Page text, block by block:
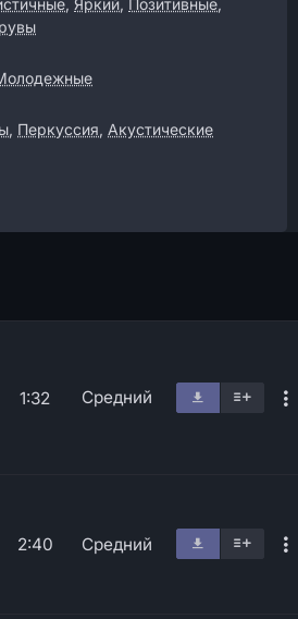
, Яркий, Позитивные,
, Перкуссия, Акустические
1:32 Средний
2:40 Средний